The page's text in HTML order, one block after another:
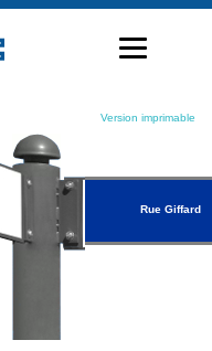
Version imprimable
Rue Giffard